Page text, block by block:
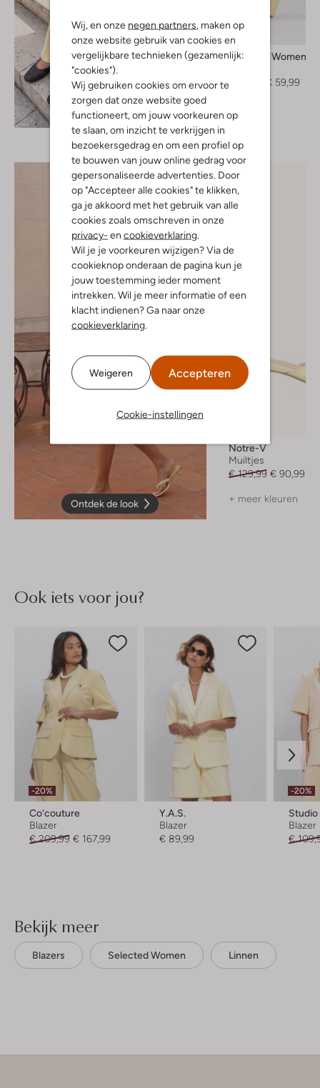
Wij, en onze negen partners, maken op
onze website gebruik van cookies en
vergelijkbare technieken (gezamenlijk:
"cookies").
Wij gebruiken cookies om ervoor te
zorgen dat onze website goed
functioneert, om jouw voorkeuren op
te slaan, om inzicht te verkrijgen in
bezoekersgedrag en om een profiel op
te bouwen van jouw online gedrag voor
gepersonaliseerde advertenties. Door
op "Accepteer alle cookies" te klikken,
ga je akkoord met het gebruik van alle
cookies zoals omschreven in onze
privacy- en cookieverklaring.
Wil je je voorkeuren wijzigen? Via de
cookieknop onderaan de pagina kun je
jouw toestemming ieder moment
intrekken. Wil je meer informatie of een
klacht indienen? Ga naar onze
cookieverklaring.
Weigeren Accepteren
Cookie-instellingen
Ontdek de look
Selected Women
€ 99,99
€ 59,99
Ontdek de look
Notre-V
Muiltjes
€ 129,99 € 90,99
+ meer kleuren
Ook iets voor jou?
-20%
Co'couture
Blazer
€ 209,99 € 167,99
Y.a.s.
Blazer
€ 89,99
-20%
Blazer
€
Bekijk meer
Blazers Selected Women Linnen